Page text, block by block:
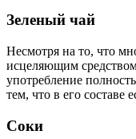
Зеленый чай
Несмотря на то, что
исцеляющим
употребление
тем, что в его составе
Соки